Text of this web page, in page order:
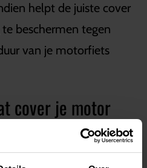
helpt de juiste cover
beschermen tegen
van je motorfiets
cover je motor
cover is niet alleen